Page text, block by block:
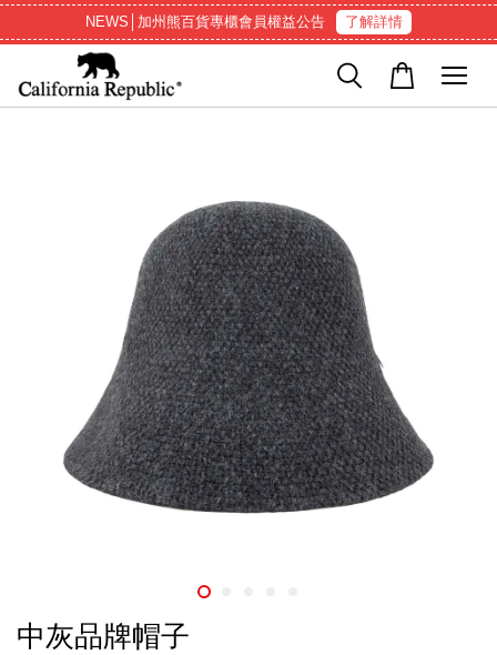
NEWS│加州熊百貨專櫃會員權益公告 了解詳情
中灰品牌帽子